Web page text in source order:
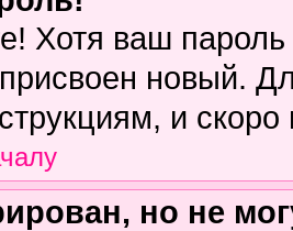
Хотя ваш
новый.
и
но не